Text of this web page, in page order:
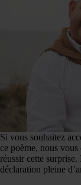
Si vous souhaitez
ce poème, nous
réussir cette surprise.
déclaration pleine